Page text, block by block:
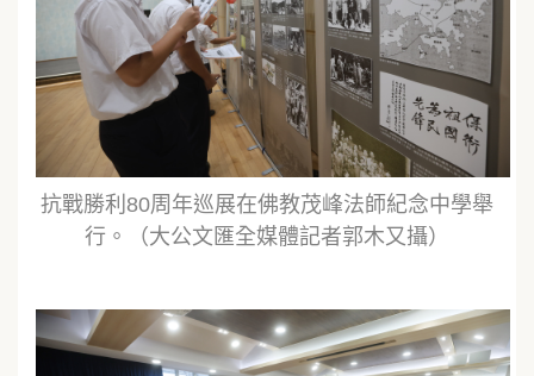
抗戰勝利80周年巡展在佛教茂峰法師紀念中學舉
行。（大公文匯全媒體記者郭木又攝）